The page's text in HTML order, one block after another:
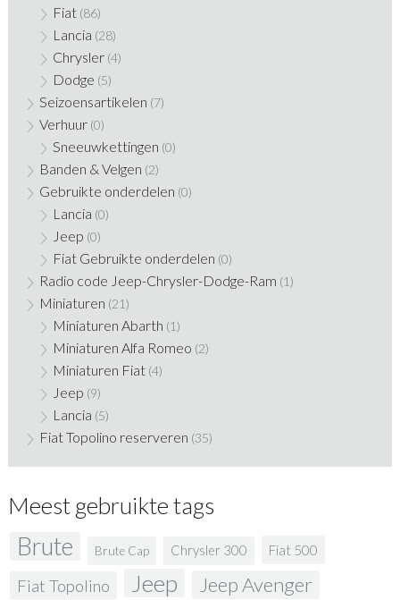
Fiat (86)
Lancia (28)
Chrysler (4)
Dodge (5)
Seizoensartikelen (7)
Verhuur (0)
Sneeuwkettingen (0)
Banden & Velgen (2)
Gebruikte onderdelen (0)
Lancia (0)
Jeep (0)
Fiat Gebruikte onderdelen (0)
Radio code Jeep-Chrysler-Dodge-Ram (1)
Miniaturen (21)
Miniaturen Abarth (1)
Miniaturen Alfa Romeo (2)
Miniaturen Fiat (4)
Jeep (9)
Lancia (5)
Fiat Topolino reserveren (35)
Meest gebruikte tags
Brute Brute Cap Chrysler 300 Fiat 500
Fiat Topolino Jeep Jeep Avenger